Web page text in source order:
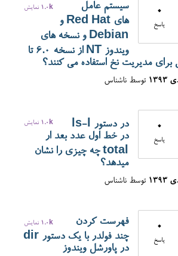
0
پاسخ
1.0k نمایش
سیستم عامل
های Red Hat و
Debian و نسخه های
ویندوز NT از نسخه 6.0 تا
توسط ناشناس
0
پاسخ
1.0k نمایش
در دستور ls-l
در خط اول عدد بعد ار
total چه چیزی را نشان
میدهد؟
توسط ناشناس
0
پاسخ
1.0k نمایش
فهرست کردن
چند فولدر با یک دستور dir
در پاورشل ویندوز